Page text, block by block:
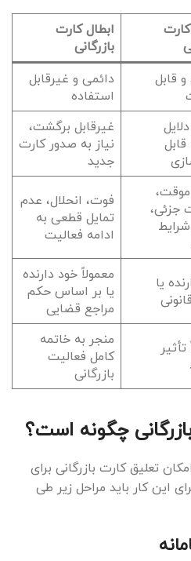
ابطال کارت
بازرگانی
قابل دائمی و غیرقابل
استفاده
قابل
غیرقابل برگشت،
نیاز به صدور کارت
جدید
جزئی، فوت، انحلال، عدم
تمایل قطعی به
ادامه فعالیت
یا معمولاً خود دارنده
یا بر اساس حکم
مراجع قضایی
منجر به خاتمه
کامل فعالیت
بازرگانی
چگونه است؟
تعلیق کارت بازرگانی برای
کار باید مراحل زیر طی